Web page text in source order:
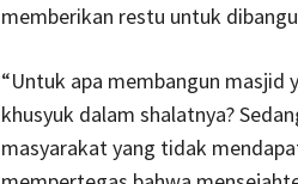
memberikan restu untuk
“Untuk apa membangun masjid
khusyuk dalam shalatnya?
masyarakat yang tidak